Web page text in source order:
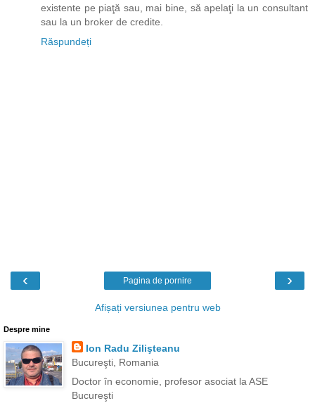
existente pe piaţă sau, mai bine, să apelaţi la un consultant
sau la un broker de credite.
Răspundeți
‹ ›
Pagina de pornire
Afișați versiunea pentru web
Despre mine
Ion Radu Zilişteanu
Bucureşti, Romania
Doctor în economie, profesor asociat la ASE
Bucureşti